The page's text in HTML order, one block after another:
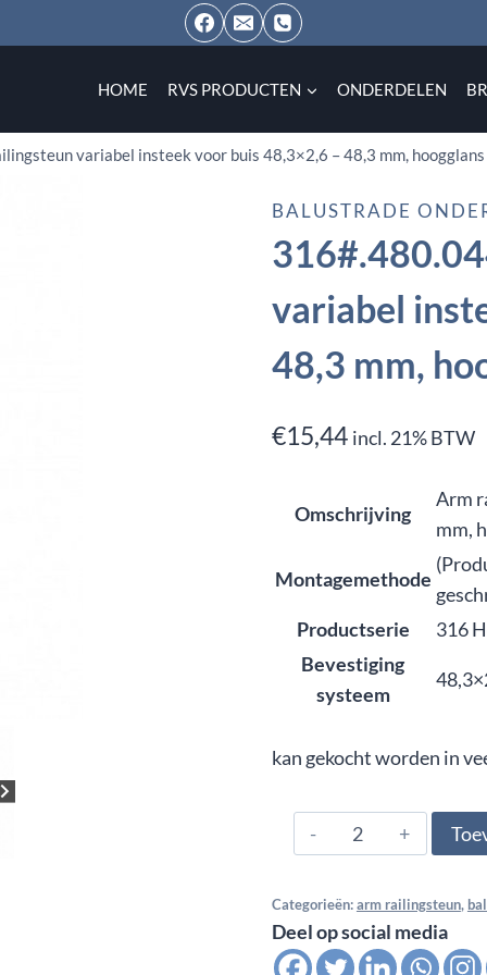
HOME RVS PRODUCTEN ONDERDELEN
variabel insteek voor buis 48,3×2,6 – 48,3 mm,
BALUSTRADE
variabel
48,3 mm,
€15,44 incl. 21% BTW
Omschrijving
Arm
mm,
Montagemethode
Productserie
316
Bevestiging
systeem
kan gekocht worden in
316#.480.0445,
Arm
variabel
insteek
Categorieën: arm railingsteun,
Deel op social media